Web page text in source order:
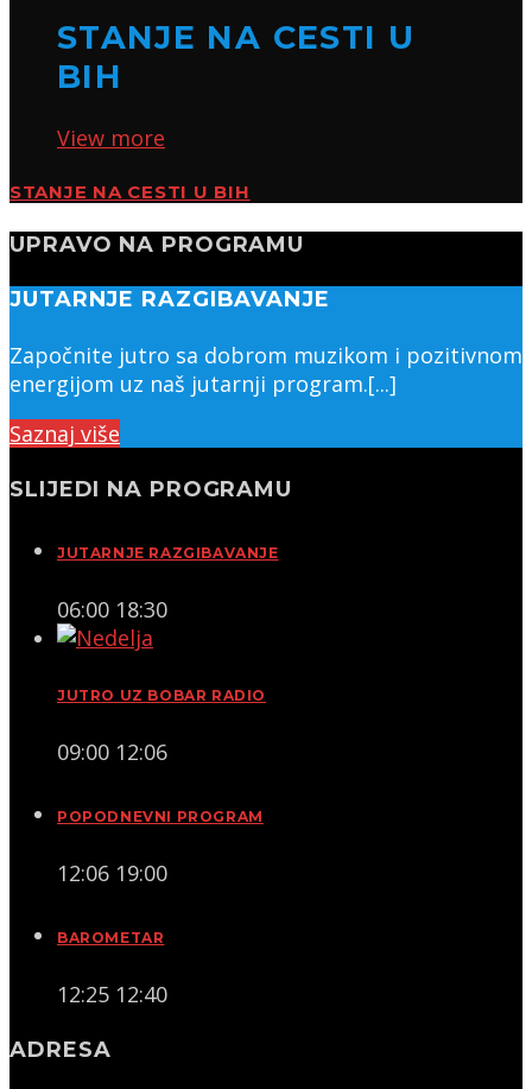
STANJE NA CESTI U
BIH
View more
STANJE NA CESTI U BIH
UPRAVO NA PROGRAMU
JUTARNJE RAZGIBAVANJE
Započnite jutro sa dobrom muzikom i pozitivnom
energijom uz naš jutarnji program.[...]
Saznaj više
SLIJEDI NA PROGRAMU
JUTARNJE RAZGIBAVANJE
06:00 18:30
JUTRO UZ BOBAR RADIO
09:00 12:06
POPODNEVNI PROGRAM
12:06 19:00
BAROMETAR
12:25 12:40
ADRESA